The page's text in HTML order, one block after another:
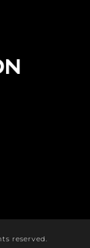
reserved.